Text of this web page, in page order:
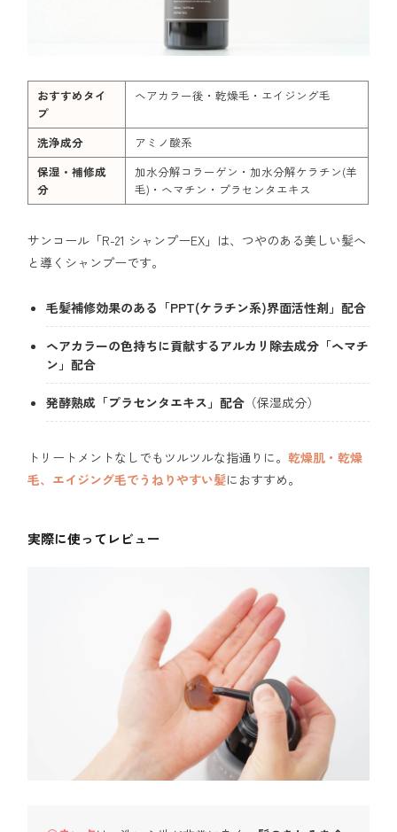
おすすめタイ
プ
ヘアカラー後・乾燥毛・エイジング毛
洗浄成分
アミノ酸系
保湿・補修成
分
加水分解コラーゲン・加水分解ケラチン(羊
毛)・ヘマチン・プラセンタエキス
サンコール「R-21 シャンプーEX」は、つやのある美しい髪へ
と導くシャンプーです。
毛髪補修効果のある「PPT(ケラチン系)界面活性剤」配合
ヘアカラーの色持ちに貢献するアルカリ除去成分「ヘマチ
ン」配合
発酵熟成「プラセンタエキス」配合 （保湿成分）
トリートメントなしでもツルツルな指通りに。乾燥肌・乾燥
毛、エイジング毛でうねりやすい髪におすすめ。
実際に使ってレビュー